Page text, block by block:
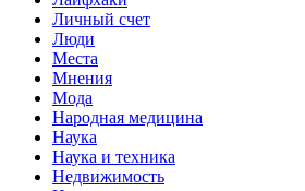
Личный счет
Люди
Места
Мнения
Мода
Народная медицина
Наука
Наука и техника
Недвижимость